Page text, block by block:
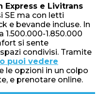
Express e Livitrans
SE ma con letti
e bevande incluse. In
1.850.000
si sente
condivisi. Tramite
puoi vedere
le opzioni in un colpo
e prenotare online.